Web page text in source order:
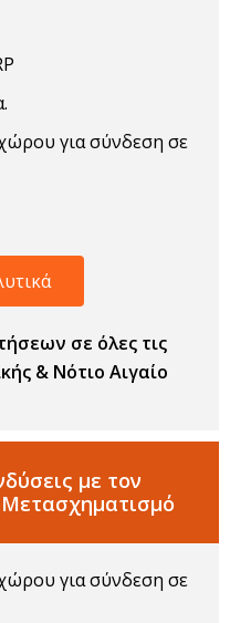
για σύνδεση σε
σε όλες τις
& Νότιο Αιγαίο
με τον
για σύνδεση σε